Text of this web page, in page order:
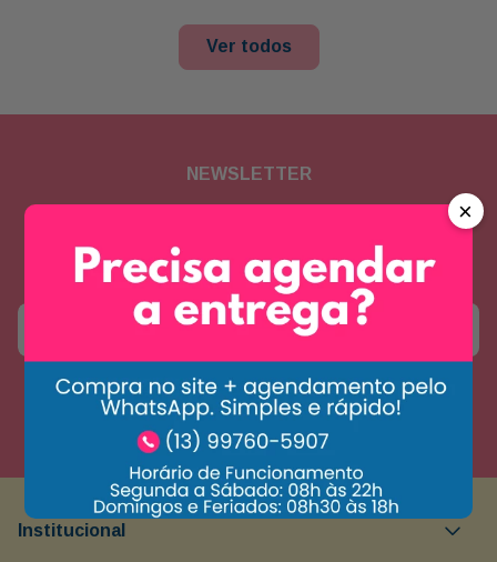
Ver todos
NEWSLETTER
receber novidades e promoções
Concordo com apolítica de privacidade
Institucional
×